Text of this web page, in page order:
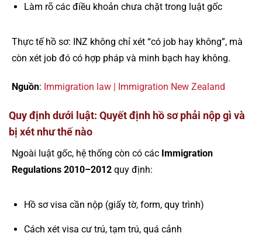
Làm rõ các điều khoản chưa chặt trong luật gốc
Thực tế hồ sơ: INZ không chỉ xét “có job hay không”, mà
còn xét job đó có hợp pháp và minh bạch hay không.
Nguồn: Immigration law | Immigration New Zealand
Quy định dưới luật: Quyết định hồ sơ phải nộp gì và
bị xét như thế nào
Ngoài luật gốc, hệ thống còn có các Immigration
Regulations 2010–2012 quy định:
Hồ sơ visa cần nộp (giấy tờ, form, quy trình)
Cách xét visa cư trú, tạm trú, quá cảnh